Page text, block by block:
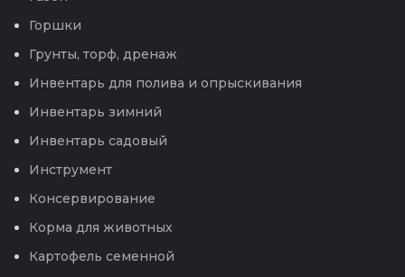
Горшки
Грунты, торф, дренаж
Инвентарь для полива и опрыскивания
Инвентарь зимний
Инвентарь садовый
Инструмент
Консервирование
Корма для животных
Картофель семенной